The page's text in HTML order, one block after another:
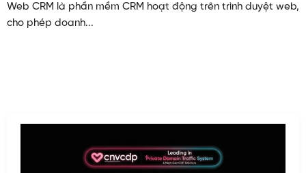
Web CRM là phần mềm CRM hoạt động trên trình duyệt web,
cho phép doanh...